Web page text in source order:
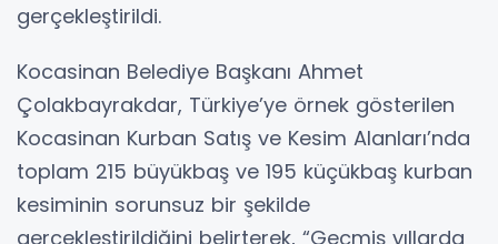
gerçekleştirildi.
Kocasinan Belediye Başkanı Ahmet
Çolakbayrakdar, Türkiye’ye örnek gösterilen
Kocasinan Kurban Satış ve Kesim Alanları’nda
toplam 215 büyükbaş ve 195 küçükbaş kurban
kesiminin sorunsuz bir şekilde
gerçekleştirildiğini belirterek, “Geçmiş yıllarda